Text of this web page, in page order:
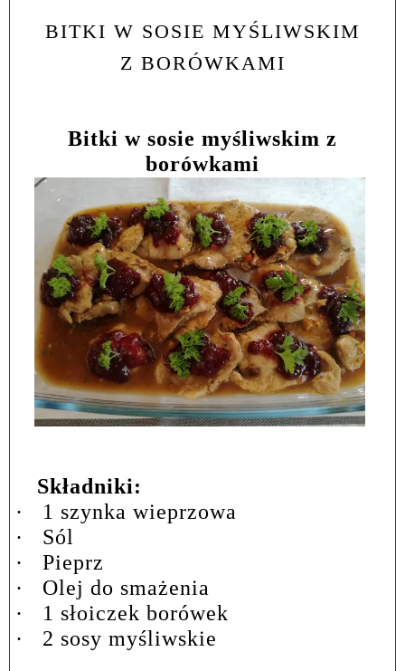
BITKI W SOSIE MYŚLIWSKIM
Z BORÓWKAMI
Bitki w sosie myśliwskim z
borówkami
Składniki:
·
1 szynka wieprzowa
·
Sól
·
Pieprz
·
Olej do smażenia
·
1 słoiczek borówek
·
2 sosy myśliwskie